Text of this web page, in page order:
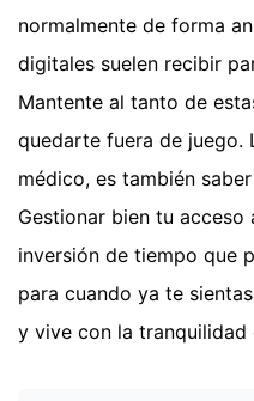
normalmente de forma
digitales suelen recibir
Mantente al tanto de
quedarte fuera de juego.
médico, es también
Gestionar bien tu acceso
inversión de tiempo que
para cuando ya te
y vive con la